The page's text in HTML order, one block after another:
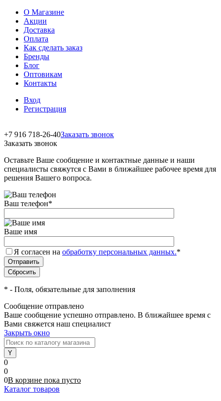
О Магазине
Акции
Доставка
Оплата
Как сделать заказ
Бренды
Блог
Оптовикам
Контакты
Вход
Регистрация
+7 916 718-26-40Заказать звонок
Заказать звонок
Оставьте Ваше сообщение и контактные данные и наши
специалисты свяжутся с Вами в ближайшее рабочее время для
решения Вашего вопроса.
Ваш телефон*
Ваше имя
Я согласен на обработку персональных данных.*
* - Поля, обязательные для заполнения
Сообщение отправлено
Ваше сообщение успешно отправлено. В ближайшее время с
Вами свяжется наш специалист
Закрыть окно
0
0
0В корзине пока пусто
Каталог товаров